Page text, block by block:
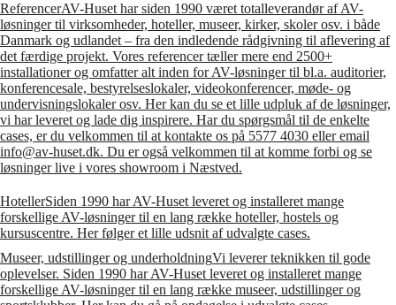
ReferencerAV-Huset har siden 1990 været totalleverandør af AV-
løsninger til virksomheder, hoteller, museer, kirker, skoler osv. i både
Danmark og udlandet – fra den indledende rådgivning til aflevering af
det færdige projekt. Vores referencer tæller mere end 2500+
installationer og omfatter alt inden for AV-løsninger til bl.a. auditorier,
konferencesale, bestyrelseslokaler, videokonferencer, møde- og
undervisningslokaler osv. Her kan du se et lille udpluk af de løsninger,
vi har leveret og lade dig inspirere. Har du spørgsmål til de enkelte
cases, er du velkommen til at kontakte os på 5577 4030 eller email
info@av-huset.dk. Du er også velkommen til at komme forbi og se
løsninger live i vores showroom i Næstved.
HotellerSiden 1990 har AV-Huset leveret og installeret mange
forskellige AV-løsninger til en lang række hoteller, hostels og
kursuscentre. Her følger et lille udsnit af udvalgte cases.
Museer, udstillinger og underholdningVi leverer teknikken til gode
oplevelser. Siden 1990 har AV-Huset leveret og installeret mange
forskellige AV-løsninger til en lang række museer, udstillinger og